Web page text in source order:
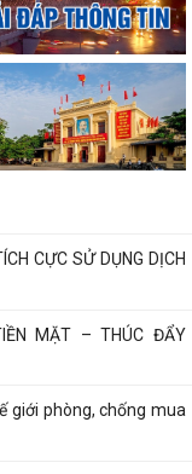
sách, đáp ứng yêu cầu
ngày 20 tháng 7
CỰC SỬ DỤNG DỊCH
MẶT – THÚC ĐẨY
giới phòng, chống mua